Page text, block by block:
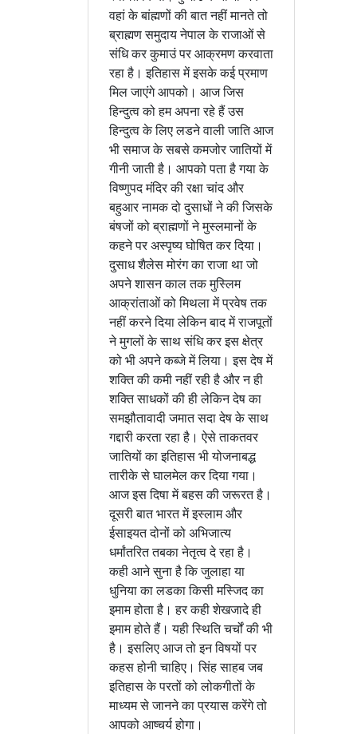
वहां के बांह्मणों की बात नहीं मानते तो
ब्राह्मण समुदाय नेपाल के राजाओं से
संधि कर कुमाउं पर आक्रमण करवाता
रहा है। इतिहास में इसके कई प्रमाण
मिल जाएंगे आपको। आज जिस
हिन्दुत्व को हम अपना रहे हैं उस
हिन्दुत्व के लिए लडने वाली जाति आज
भी समाज के सबसे कमजोर जातियों में
गीनी जाती है। आपको पता है गया के
विष्णुपद मंदिर की रक्षा चांद और
बहुआर नामक दो दुसाधों ने की जिसके
बंषजों को ब्राह्मणों ने मुस्लमानों के
कहने पर अस्पृष्य घोषित कर दिया।
दुसाध शैलेस मोरंग का राजा था जो
अपने शासन काल तक मुस्लिम
आक्रांताओं को मिथला में प्रवेष तक
नहीं करने दिया लेकिन बाद में राजपूतों
ने मुगलों के साथ संधि कर इस क्षेत्र
को भी अपने कब्जे में लिया। इस देष में
शक्ति की कमी नहीं रही है और न ही
शक्ति साधकों की ही लेकिन देष का
समझौतावादी जमात सदा देष के साथ
गद्दारी करता रहा है। ऐसे ताकतवर
जातियों का इतिहास भी योजनाबद्ध
तारीके से घालमेल कर दिया गया।
आज इस दिषा में बहस की जरूरत है।
दूसरी बात भारत में इस्लाम और
ईसाइयत दोनों को अभिजात्य
धर्मांतरित तबका नेतृत्व दे रहा है।
कही आने सुना है कि जुलाहा या
धुनिया का लडका किसी मस्जिद का
इमाम होता है। हर कही शेखजादे ही
इमाम होते हैं। यही स्थिति चर्चों की भी
है। इसलिए आज तो इन विषयों पर
कहस होनी चाहिए। सिंह साहब जब
इतिहास के परतों को लोकगीतों के
माध्यम से जानने का प्रयास करेंगे तो
आपको आष्चर्य होगा।